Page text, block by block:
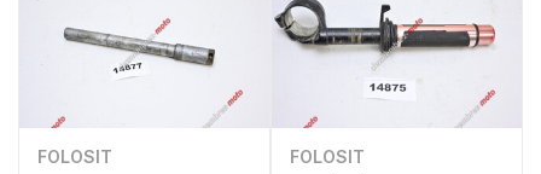
FOLOSIT FOLOSIT